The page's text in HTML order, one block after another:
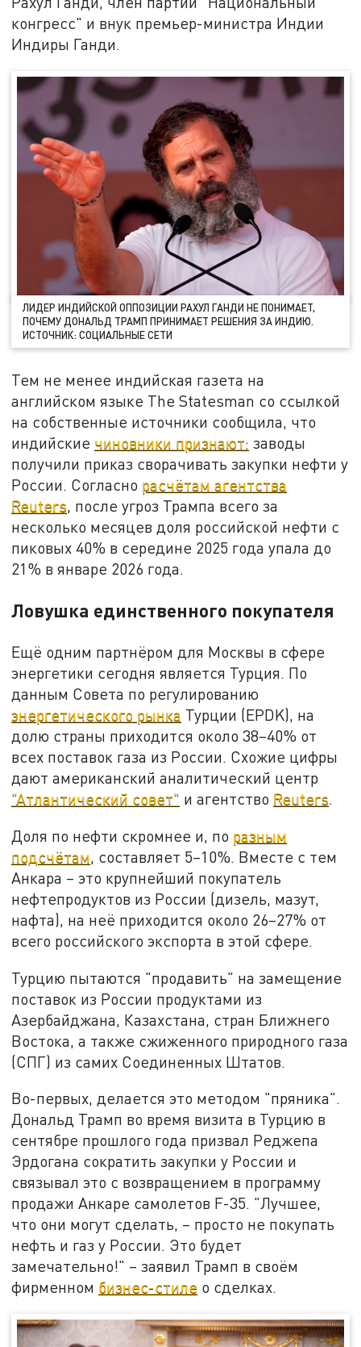
конгресс" и внук премьер-министра Индии
Индиры Ганди.
ЛИДЕР ИНДИЙСКОЙ ОППОЗИЦИИ РАХУЛ ГАНДИ НЕ ПОНИМАЕТ,
ПОЧЕМУ ДОНАЛЬД ТРАМП ПРИНИМАЕТ РЕШЕНИЯ ЗА ИНДИЮ.
ИСТОЧНИК: СОЦИАЛЬНЫЕ СЕТИ
Тем не менее индийская газета на
английском языке The Statesman со ссылкой
на собственные источники сообщила, что
индийские чиновники признают: заводы
получили приказ сворачивать закупки нефти у
России. Согласно расчётам агентства
Reuters, после угроз Трампа всего за
несколько месяцев доля российской нефти с
пиковых 40% в середине 2025 года упала до
21% в январе 2026 года.
Ловушка единственного покупателя
Ещё одним партнёром для Москвы в сфере
энергетики сегодня является Турция. По
данным Совета по регулированию
энергетического рынка Турции (EPDK), на
долю страны приходится около 38–40% от
всех поставок газа из России. Схожие цифры
дают американский аналитический центр
"Атлантический совет" и агентство Reuters.
Доля по нефти скромнее и, по разным
подсчётам, составляет 5–10%. Вместе с тем
Анкара – это крупнейший покупатель
нефтепродуктов из России (дизель, мазут,
нафта), на неё приходится около 26–27% от
всего российского экспорта в этой сфере.
Турцию пытаются "продавить" на замещение
поставок из России продуктами из
Азербайджана, Казахстана, стран Ближнего
Востока, а также сжиженного природного газа
(СПГ) из самих Соединенных Штатов.
Во-первых, делается это методом "пряника".
Дональд Трамп во время визита в Турцию в
сентябре прошлого года призвал Реджепа
Эрдогана сократить закупки у России и
связывал это с возвращением в программу
продажи Анкаре самолетов F-35. "Лучшее,
что они могут сделать, – просто не покупать
нефть и газ у России. Это будет
замечательно!" – заявил Трамп в своём
фирменном бизнес-стиле о сделках.